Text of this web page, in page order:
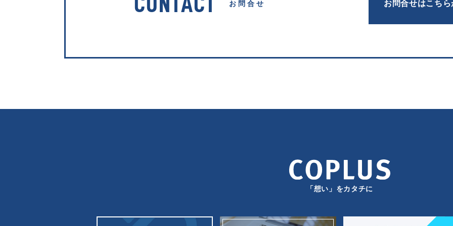
お問合せ お問合せはこちら
「想い」をカタチに